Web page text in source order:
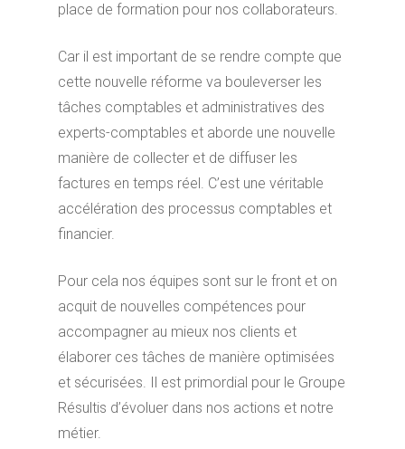
place de formation pour nos collaborateurs.
Car il est important de se rendre compte que
cette nouvelle réforme va bouleverser les
tâches comptables et administratives des
experts-comptables et aborde une nouvelle
manière de collecter et de diffuser les
factures en temps réel. C’est une véritable
accélération des processus comptables et
financier.
Pour cela nos équipes sont sur le front et on
acquit de nouvelles compétences pour
accompagner au mieux nos clients et
élaborer ces tâches de manière optimisées
et sécurisées. Il est primordial pour le Groupe
Résultis d’évoluer dans nos actions et notre
métier.